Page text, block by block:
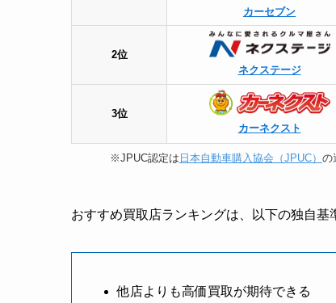
カーセブン
2位
ネクステージ
3位
カーネクスト
※JPUC認定は 日本自動車購入協会（JPUC） の
おすすめ買取店ランキングは、以下の独自基
他店よりも高価買取が期待できる